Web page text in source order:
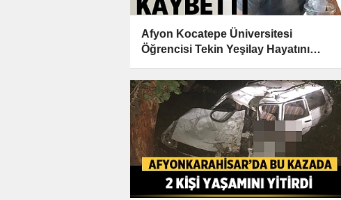
Afyon Kocatepe Üniversitesi
Öğrencisi Tekin Yeşilay Hayatını